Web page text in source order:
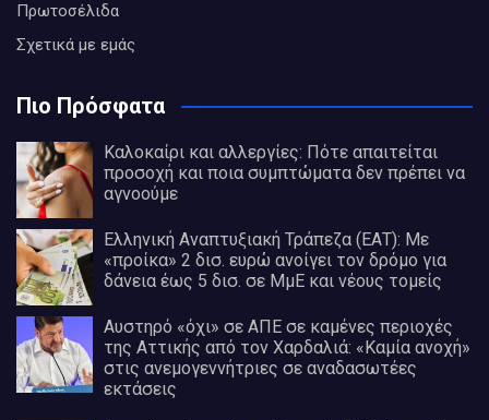
Πρωτοσέλιδα
Σχετικά με εμάς
Πιο Πρόσφατα
Καλοκαίρι και αλλεργίες: Πότε απαιτείται
προσοχή και ποια συμπτώματα δεν πρέπει να
αγνοούμε
Ελληνική Αναπτυξιακή Τράπεζα (ΕΑΤ): Με
«προίκα» 2 δισ. ευρώ ανοίγει τον δρόμο για
δάνεια έως 5 δισ. σε ΜμΕ και νέους τομείς
Αυστηρό «όχι» σε ΑΠΕ σε καμένες περιοχές
της Αττικής από τον Χαρδαλιά: «Καμία ανοχή»
στις ανεμογεννήτριες σε αναδασωτέες
εκτάσεις